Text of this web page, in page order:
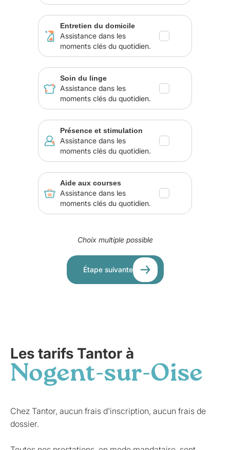
Entretien du domicile
Assistance dans les
moments clés du quotidien.
Soin du linge
Assistance dans les
moments clés du quotidien.
Présence et stimulation
Assistance dans les
moments clés du quotidien.
Aide aux courses
Assistance dans les
moments clés du quotidien.
Choix multiple possible
Étape suivante
Les tarifs Tantor à
Nogent-sur-Oise
Chez Tantor, aucun frais d'inscription, aucun frais de
dossier.